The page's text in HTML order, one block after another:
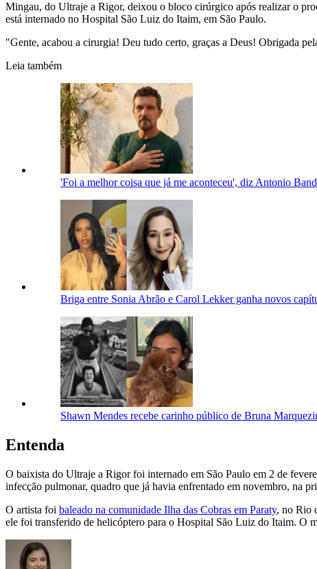
Mingau, do Ultraje a Rigor, deixou o bloco cirúrgico após realizar o
está internado no Hospital São Luiz do Itaim, em São Paulo.
"Gente, acabou a cirurgia! Deu tudo certo, graças a Deus! Obrigada
Leia também
'Foi a melhor coisa que já me aconteceu', diz Antonio
Briga entre Sonia Abrão e Carol Lekker ganha novos
Shawn Mendes recebe carinho público de Bruna
Entenda
O baixista do Ultraje a Rigor foi internado em São Paulo em 2 de
infecção pulmonar, quadro que já havia enfrentado em novembro, na
O artista foi baleado na comunidade Ilha das Cobras em Paraty, no Rio
ele foi transferido de helicóptero para o Hospital São Luiz do Itaim. O